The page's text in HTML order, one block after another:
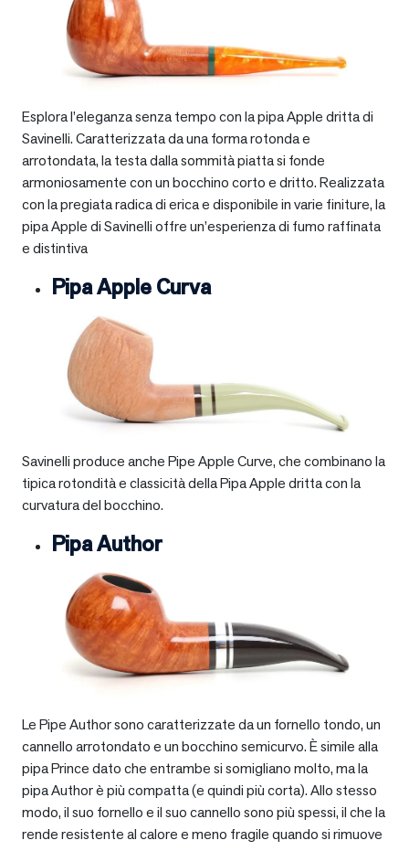
Esplora l’eleganza senza tempo con la pipa Apple dritta di
Savinelli. Caratterizzata da una forma rotonda e
arrotondata, la testa dalla sommità piatta si fonde
armoniosamente con un bocchino corto e dritto. Realizzata
con la pregiata radica di erica e disponibile in varie finiture, la
pipa Apple di Savinelli offre un’esperienza di fumo raffinata
e distintiva
Pipa Apple Curva
Savinelli produce anche Pipe Apple Curve, che combinano la
tipica rotondità e classicità della Pipa Apple dritta con la
curvatura del bocchino.
Pipa Author
Le Pipe Author sono caratterizzate da un fornello tondo, un
cannello arrotondato e un bocchino semicurvo. È simile alla
pipa Prince dato che entrambe si somigliano molto, ma la
pipa Author è più compatta (e quindi più corta). Allo stesso
modo, il suo fornello e il suo cannello sono più spessi, il che la
rende resistente al calore e meno fragile quando si rimuove